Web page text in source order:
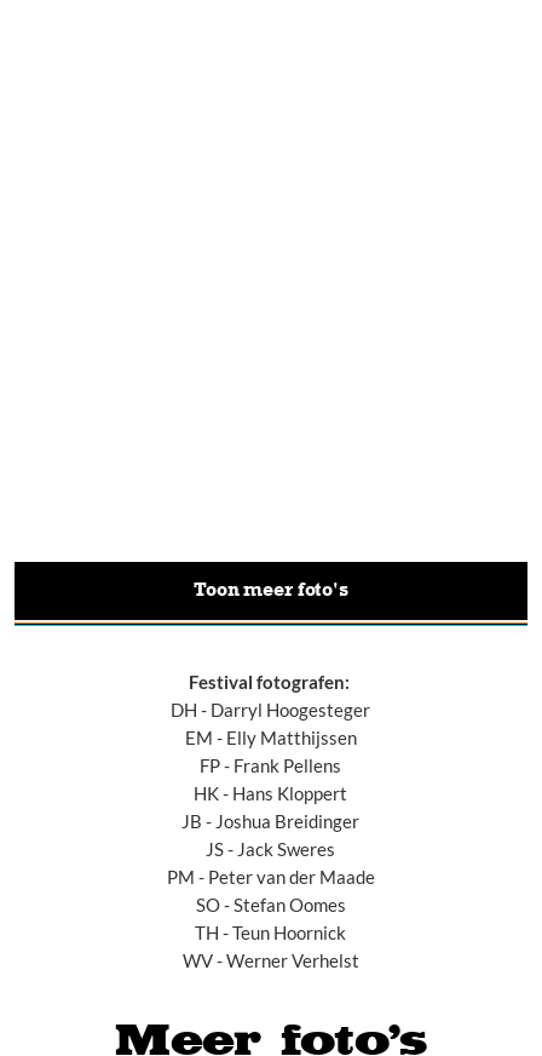
Toon meer foto's
Festival fotografen:
DH - Darryl Hoogesteger
EM - Elly Matthijssen
FP - Frank Pellens
HK - Hans Kloppert
JB - Joshua Breidinger
JS - Jack Sweres
PM - Peter van der Maade
SO - Stefan Oomes
TH - Teun Hoornick
WV - Werner Verhelst
Meer foto's